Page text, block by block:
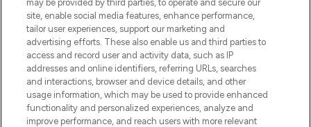
beste huidverzorging, haarproducten en
make-up van meer dan 200 topmerken.
Shop online of via de app, met gratis
verzending vanaf €40.
Cookie-toestemming
Do Not Sell or Share My Personal
Information
may be provided by third parties, to operate and secure our
site, enable social media features, enhance performance,
tailor user experiences, support our marketing and
advertising efforts. These also enable us and third parties to
access and record user and activity data, such as IP
addresses and online identifiers, referring URLs, searches
and interactions, browser and device details, and other
usage information, which may be used to provide enhanced
functionality and personalized experiences, analyze and
improve performance, and reach users with more relevant